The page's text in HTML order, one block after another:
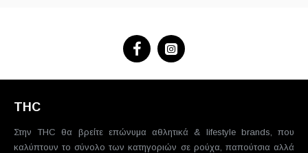
THC
Στην THC θα βρείτε επώνυμα αθλητικά & lifestyle brands, που
καλύπτουν το σύνολο των κατηγοριών σε ρούχα, παπούτσια αλλά